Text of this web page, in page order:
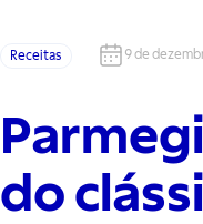
Receitas 9 de
do